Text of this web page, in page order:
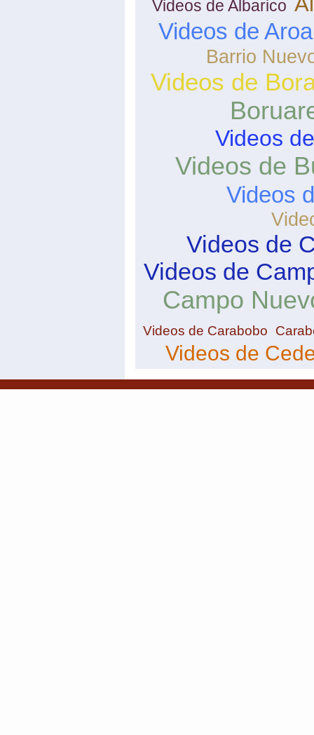
Videos de Albarico
Videos de Aroa
Barrio
Videos de
Videos
Videos de
Videos
Videos de
Videos de
Campo
Videos de Carabobo
Videos de